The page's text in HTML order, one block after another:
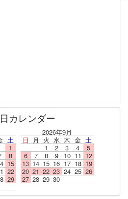
カレンダー
土
1
8
15
22
29
2026年9月
日
月 火 水 木 金 土
1
2 3 4
5
6
7 8 9 10 11 12
13 14 15 16 17 18 19
20 21 22 23 24 25 26
27 28 29 30